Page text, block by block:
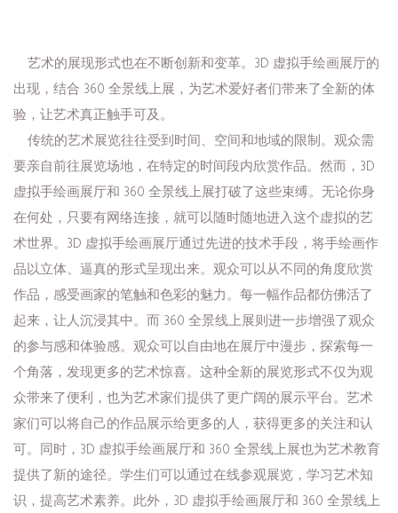
艺术的展现形式也在不断创新和变革。3D 虚拟手绘画展厅的
出现，结合 360 全景线上展，为艺术爱好者们带来了全新的体
验，让艺术真正触手可及。
传统的艺术展览往往受到时间、空间和地域的限制。观众需
要亲自前往展览场地，在特定的时间段内欣赏作品。然而，3D
虚拟手绘画展厅和 360 全景线上展打破了这些束缚。无论你身
在何处，只要有网络连接，就可以随时随地进入这个虚拟的艺
术世界。3D 虚拟手绘画展厅通过先进的技术手段，将手绘画作
品以立体、逼真的形式呈现出来。观众可以从不同的角度欣赏
作品，感受画家的笔触和色彩的魅力。每一幅作品都仿佛活了
起来，让人沉浸其中。而 360 全景线上展则进一步增强了观众
的参与感和体验感。观众可以自由地在展厅中漫步，探索每一
个角落，发现更多的艺术惊喜。这种全新的展览形式不仅为观
众带来了便利，也为艺术家们提供了更广阔的展示平台。艺术
家们可以将自己的作品展示给更多的人，获得更多的关注和认
可。同时，3D 虚拟手绘画展厅和 360 全景线上展也为艺术教育
提供了新的途径。学生们可以通过在线参观展览，学习艺术知
识，提高艺术素养。此外，3D 虚拟手绘画展厅和 360 全景线上